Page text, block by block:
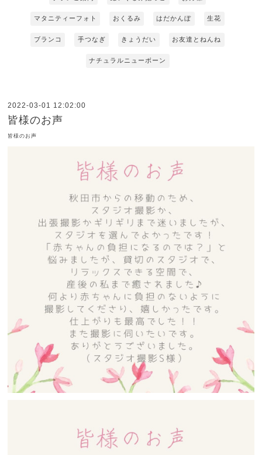
マタニティーフォト おくるみ はだかんぼ 生花
ブランコ 手つなぎ きょうだい お友達とねんね
ナチュラルニューボーン
2022-03-01 12:02:00
皆様のお声
皆様のお声